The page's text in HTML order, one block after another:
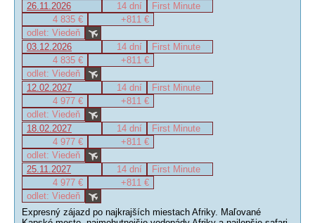
26.11.2026
14 dní
First Minute
4 835 €
+811 €
odlet: Viedeň
03.12.2026
14 dní
First Minute
4 835 €
+811 €
odlet: Viedeň
12.02.2027
14 dní
First Minute
4 977 €
+811 €
odlet: Viedeň
18.02.2027
14 dní
First Minute
4 977 €
+811 €
odlet: Viedeň
25.11.2027
14 dní
First Minute
4 977 €
+811 €
odlet: Viedeň
Expresný zájazd po najkrajších miestach Afriky. Maľované